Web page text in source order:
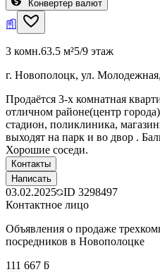
Конвертер валют
3 комн.63.5 м²5/9 этаж
г. Новополоцк, ул.
Продаётся 3-х комнатная
отличном районе(центр
стадион, поликлиника,
выходят на парк и во двор .
Хорошие соседи.
Контакты
Написать
03.02.2025 ID 3298497
Контактное лицо
Объявления о продаже
посредников в Новополоцке
111 667 ƃ